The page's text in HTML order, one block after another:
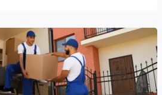
شركات
نقل
عفش
الكويت: